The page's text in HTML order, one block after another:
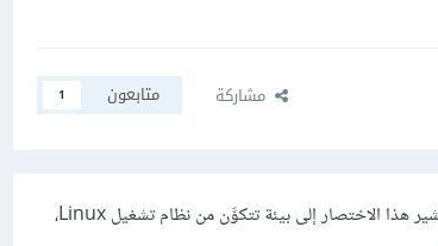
مشاركة متابعون 1
حِزم LEMP هي مجموعة من البرامج يُمكِن استخدامُها لتقديم صفحات ويب ديناميكيّة وتطبيقات ويب. يُشير هذا الاختصار إلى بيئة تتكوَّن من نظام تشغيل Linux،